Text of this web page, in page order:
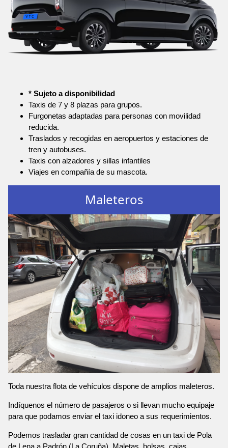
* Sujeto a disponibilidad
Taxis de 7 y 8 plazas para grupos.
Furgonetas adaptadas para personas con movilidad
reducida.
Traslados y recogidas en aeropuertos y estaciones de
tren y autobuses.
Taxis con alzadores y sillas infantiles
Viajes en compañía de su mascota.
Maleteros
Toda nuestra flota de vehículos dispone de amplios maleteros.
Indíquenos el número de pasajeros o si llevan mucho equipaje
para que podamos enviar el taxi idoneo a sus requerimientos.
Podemos trasladar gran cantidad de cosas en un taxi de Pola
de Lena a Padrón (La Coruña). Maletas, bolsas, cajas,